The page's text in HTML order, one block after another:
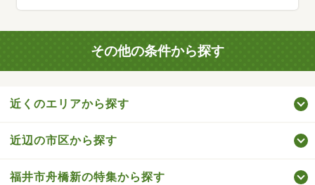
その他の条件から探す
近くのエリアから探す
近辺の市区から探す
福井市舟橋新の特集から探す